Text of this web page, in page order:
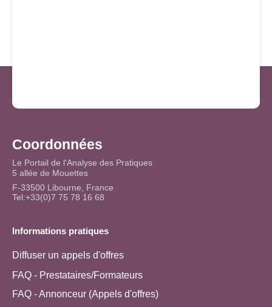
Coordonnées
Le Portail de l'Analyse des Pratiques
5 allée de Mouettes
F-33500 Libourne, France
Tel:+33(0)7 75 78 16 68
Informations pratiques
Diffuser un appels d'offres
FAQ - Prestataires/Formateurs
FAQ - Annonceur (Appels d'offres)